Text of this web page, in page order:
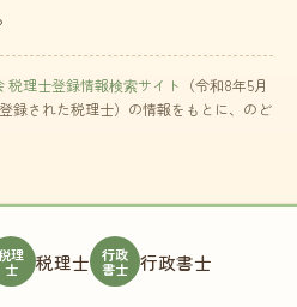
税理士登録情報検索サイト （令和8年5月
録された税理士）の情報をもとに、のど
理
士 税理士 行政
書士 行政書士